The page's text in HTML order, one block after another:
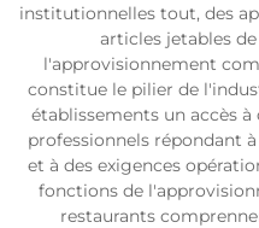
institutionnelles tout, des
articles jetables
l'approvisionnement
constitue le pilier de
établissements un accès
professionnels répondant
et à des exigences
fonctions de
restaurants